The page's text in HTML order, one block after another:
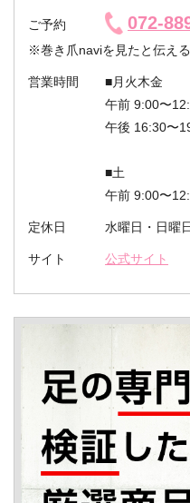
ご予約 072-
※巻き爪naviを見たと伝える
営業時間
■月火木金
午前 9:00〜
午後 16:30〜
■土
午前 9:00〜
定休日 水曜日・日曜
サイト 公式サイト